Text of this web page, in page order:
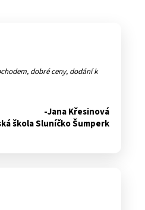
dobré ceny, dodání k
-Jana Křesinová
škola Sluníčko Šumperk